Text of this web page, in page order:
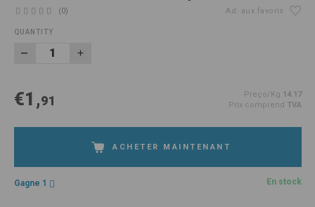
(0) Ad. aux favoris
QUANTITY
€1,91 Preço/Kg 14.17
Prix comprend TVA
ACHETER MAINTENANT
Gagne 1 En stock